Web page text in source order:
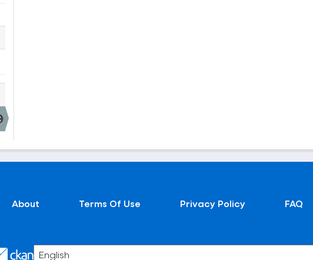
About Terms Of Use Privacy Policy FAQ